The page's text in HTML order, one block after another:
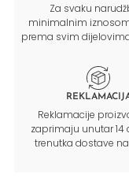
Za svaku
minimalnim
prema svim
Reklamacije
zaprimaju unutar 14
trenutka dostave